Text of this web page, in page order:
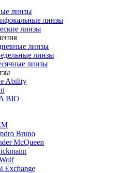
линзы
линзы
линзы
линзы
линзы
линзы
Ability
BIO
Bruno
McQueen
Exchange